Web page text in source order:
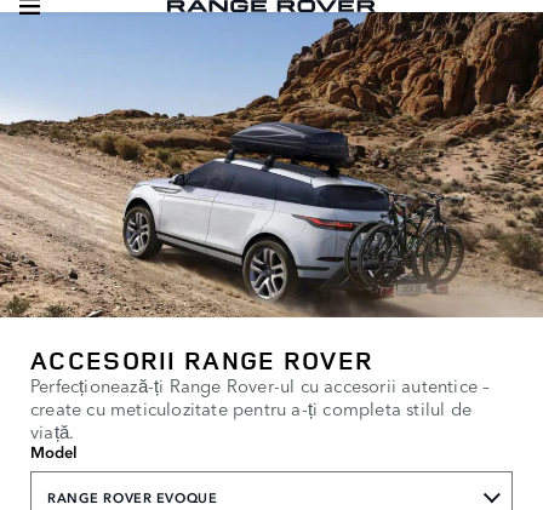
ACCESORII RANGE ROVER
Perfecționează-ți Range Rover-ul cu accesorii autentice –
create cu meticulozitate pentru a-ți completa stilul de
viață.
Model
RANGE ROVER EVOQUE